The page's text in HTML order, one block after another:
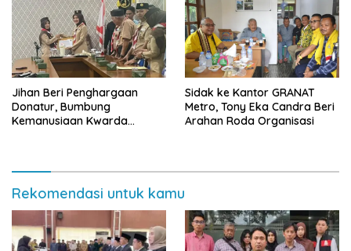
Jihan Beri Penghargaan
Donatur, Bumbung
Kemanusiaan Kwarda
‎Sidak ke Kantor GRANAT
Metro, Tony Eka Candra Beri
Arahan Roda Organisasi
Rekomendasi untuk kamu